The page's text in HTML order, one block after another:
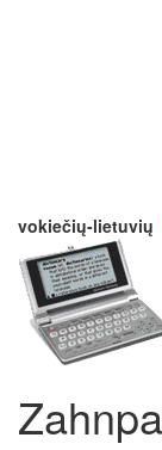
vokiečių-lietuvių